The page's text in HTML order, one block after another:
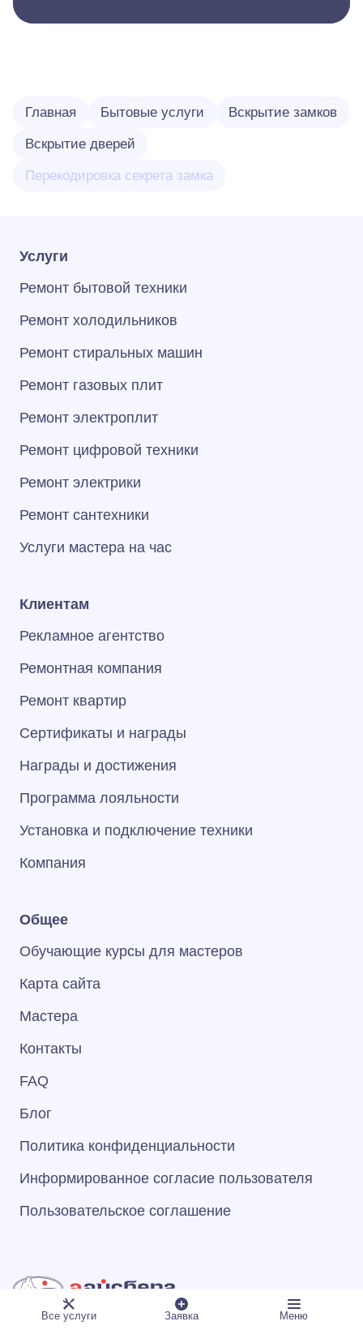
Главная Бытовые услуги Вскрытие замков
Вскрытие дверей
Перекодировка секрета замка
Услуги
Ремонт бытовой техники
Ремонт холодильников
Ремонт стиральных машин
Ремонт газовых плит
Ремонт электроплит
Ремонт цифровой техники
Ремонт электрики
Ремонт сантехники
Услуги мастера на час
Клиентам
Рекламное агентство
Ремонтная компания
Ремонт квартир
Сертификаты и награды
Награды и достижения
Программа лояльности
Установка и подключение техники
Компания
Общее
Обучающие курсы для мастеров
Карта сайта
Мастера
Контакты
FAQ
Блог
Политика конфиденциальности
Информированное согласие пользователя
Пользовательское соглашение
© 1993–2026 Сервисный Центр «А‑Айсберг»
ООО "МАСТЕР-СЕРВИС"
Все услуги Заявка Меню